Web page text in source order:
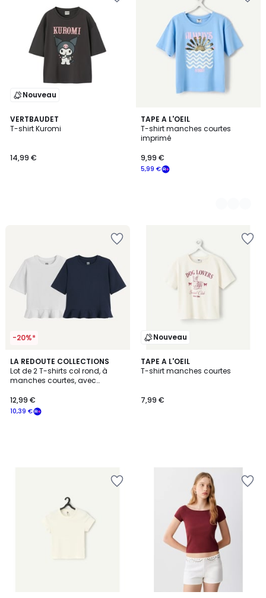
Nouveau
VERTBAUDET
T-shirt Kuromi
14,99 €
TAPE A L'OEIL
T-shirt manches courtes
imprimé
5,99 €
9,99 €
3
Couleurs
-20%*
LA REDOUTE COLLECTIONS
Lot de 2 T-shirts col rond, à
manches courtes, avec
10,39 €
12,99 €
Nouveau
TAPE A L'OEIL
T-shirt manches courtes
7,99 €